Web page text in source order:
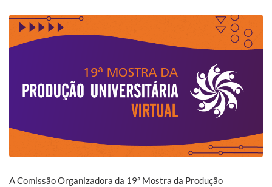
A Comissão Organizadora da 19ª Mostra da Produção